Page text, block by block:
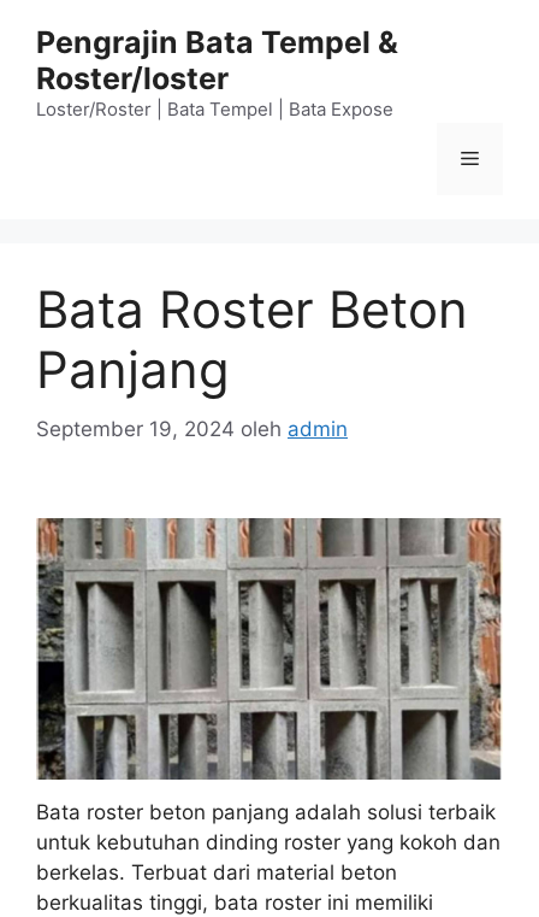
Pengrajin Bata Tempel &
Roster/loster
Loster/Roster | Bata Tempel | Bata Expose
Menu
Bata Roster Beton
Panjang
September 19, 2024 oleh admin
Bata roster beton panjang adalah solusi terbaik
untuk kebutuhan dinding roster yang kokoh dan
berkelas. Terbuat dari material beton
berkualitas tinggi, bata roster ini memiliki